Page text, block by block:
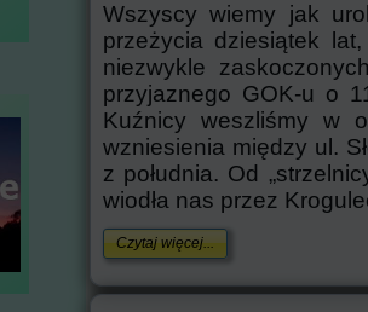
Wszyscy wiemy jak
przeżycia dziesiątek
niezwykle
przyjaznego GOK-u o
Kuźnicy weszliśmy w
wzniesienia między ul.
z południa. Od
wiodła nas przez
Czytaj więcej...